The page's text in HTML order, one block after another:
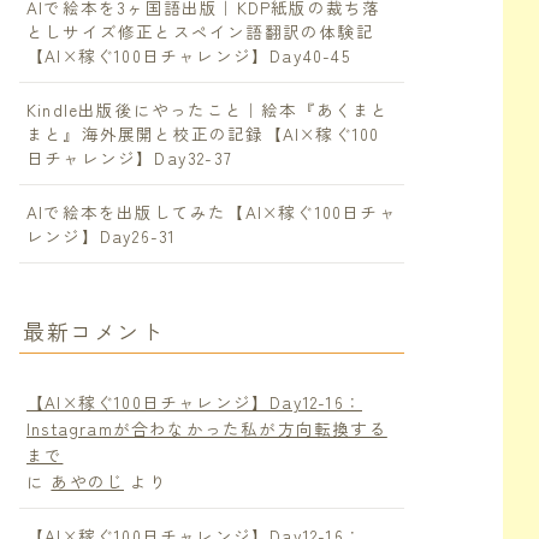
AIで絵本を3ヶ国語出版｜KDP紙版の裁ち落
としサイズ修正とスペイン語翻訳の体験記
【AI×稼ぐ100日チャレンジ】Day40-45
Kindle出版後にやったこと｜絵本『あくまと
まと』海外展開と校正の記録【AI×稼ぐ100
日チャレンジ】Day32-37
AIで絵本を出版してみた【AI×稼ぐ100日チャ
レンジ】Day26-31
最新コメント
【AI×稼ぐ100日チャレンジ】Day12-16：
Instagramが合わなかった私が方向転換する
まで
に あやのじ より